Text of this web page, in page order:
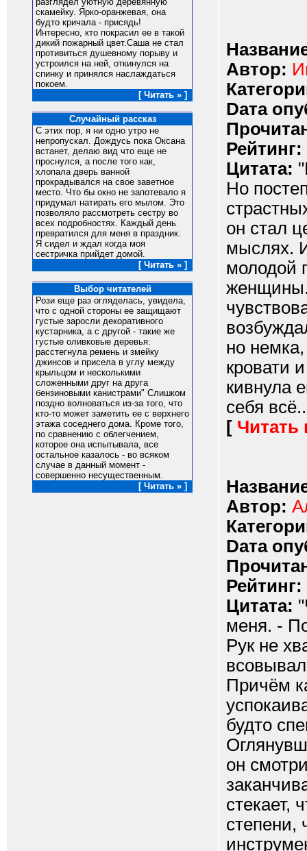
скамейку. Ярко-оранжевая, она
будто кричала - присядь!
Интересно, кто покрасил ее в такой
дикий пожарный цвет.Саша не стал
противиться душевному порыву и
устроился на ней, откинулся на
спинку и принялся наслаждаться
покоем.
[ Читать » ]
Случайный рассказ
С этих пор, я ни одно утро не
непропускал. Дождусь пока Оксана
встанет, делаю вид что еще не
проснулся, а после того как,
хлопала дверь ванной
прокрадывался на свое заветное
место. Что бы окно не запотевало я
придумал натирать его мылом. Это
позволяло рассмотреть сестру во
всех подробностях. Каждый день
превратился для меня в праздник.
Я сидел и ждал когда моя
сестричка прийдет домой.
[ Читать » ]
Выбор читателей
Рози еще раз огляделась, увидела,
что с одной стороны ее защищают
густые заросли декоративного
кустарника, а с другой - такие же
густые оливковые деревья:
расстегнула ремень и змейку
джинсов и присела в углу между
крыльцом и несколькими
сложенными друг на друга
бензиновыми канистрами" Слишком
поздно волноваться из-за того, что
кто-то может заметить ее с верхнего
этажа соседнего дома. Кроме того,
по сравнению с облегчением,
которое она испытывала, все
остальное казалось - во всяком
случае в данный момент -
совершенно несущественным.
[ Читать » ]
Автор:
Dата
Рейтинг:
Цитата:
Но
он стал
мыслях.
молодой
но
кровати
кивнула
себя
[ Читать
Автор:
Dата
Рейтинг:
Цитата:
меня. -
Рук не
всовывал
Причём
будто
он
стекает,
степени,